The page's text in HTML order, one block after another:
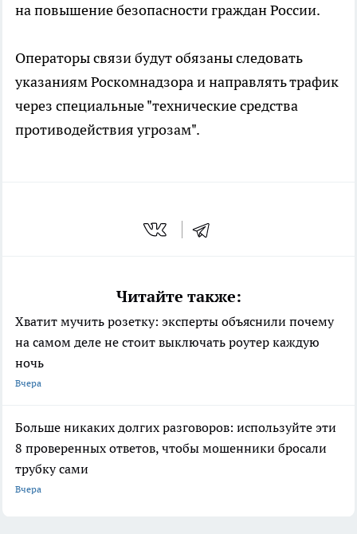
на повышение безопасности граждан России.
Операторы связи будут обязаны следовать
указаниям Роскомнадзора и направлять трафик
через специальные "технические средства
противодействия угрозам".
Читайте также:
Хватит мучить розетку: эксперты объяснили почему
на самом деле не стоит выключать роутер каждую
ночь
Вчера
Больше никаких долгих разговоров: используйте эти
8 проверенных ответов, чтобы мошенники бросали
трубку сами
Вчера